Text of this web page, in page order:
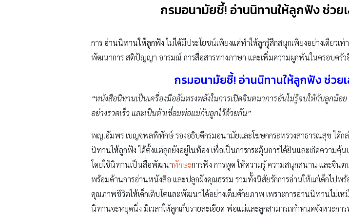
กรมอนามัยชี้! อ่านนิทานให้ลูกฟัง ช่
การ อ่านนิทานให้ลูกฟังไม่ได้มีประโยชน์เพียงแค่ทำให้ลูกรู้สึกสนุกเพียงอย่างเดียว
พัฒนาการ สติปัญญา อารมณ์ การสื่อสารทางภาษา และเพิ่มความผูกพันในครอบครัว
กรมอนามัยชี้! อ่านนิทานให้ลูกฟัง ช่ว
“หนังสือนิทานเป็นเครื่องมืออันทรงพลังในการเปิดจินตนาการอันไม่รู้จบให้กับลูกน้
อย่างรวดเร็ว และเป็นตัวเชื่อมพ่อแม่กับลูกไว้ด้วยกัน”
พญ.อัมพร เบญจพลพิทักษ์ รองอธิบดีกรมอนามัยและโฆษกกระทรวงสาธารณสุข ได้
นิทานให้ลูกฟัง ได้ตั้งแต่ลูกยังอยู่ในท้อง เพื่อเป็นการกระตุ้นการได้ยินและเกิดความคุ้น
โดยใช้นิทานเป็นสื่อพัฒนาทักษะการฟัง การพูด ให้ความรู้ ความสนุกสนาน และจินต
พร้อมด้านการอ่านหนังสือ และปลูกฝังคุณธรรม รวมทั้งนิสัยรักการอ่านให้แก่เด็กไปพ
คุณภาพชีวิตให้เด็กเติบโตและพัฒนาได้อย่างเต็มศักยภาพ เพราะการอ่านนิทานไม่เ
นิทานจะหยุดนิ่ง มีเวลาให้ลูกเก็บรายละเอียด พ่อแม่และลูกสามารถกำหนดจังหวะก